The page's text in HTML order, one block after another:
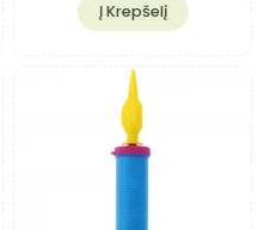
Į Krepšelį